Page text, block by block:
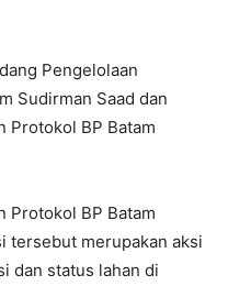
Pengelolaan
Sudirman Saad dan
Protokol BP Batam
Protokol BP Batam
tersebut merupakan aksi
dan status lahan di